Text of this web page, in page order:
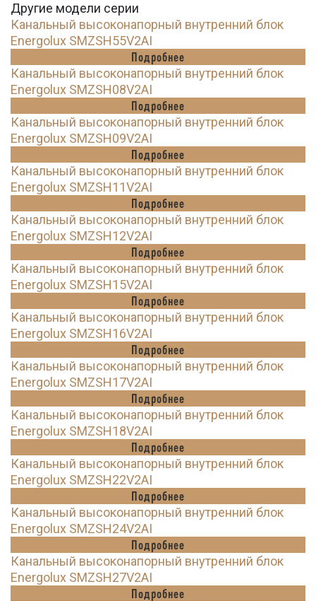
Другие модели серии
Канальный высоконапорный внутренний блок
Energolux SMZSH55V2AI
Подробнее
Канальный высоконапорный внутренний блок
Energolux SMZSH08V2AI
Подробнее
Канальный высоконапорный внутренний блок
Energolux SMZSH09V2AI
Подробнее
Канальный высоконапорный внутренний блок
Energolux SMZSH11V2AI
Подробнее
Канальный высоконапорный внутренний блок
Energolux SMZSH12V2AI
Подробнее
Канальный высоконапорный внутренний блок
Energolux SMZSH15V2AI
Подробнее
Канальный высоконапорный внутренний блок
Energolux SMZSH16V2AI
Подробнее
Канальный высоконапорный внутренний блок
Energolux SMZSH17V2AI
Подробнее
Канальный высоконапорный внутренний блок
Energolux SMZSH18V2AI
Подробнее
Канальный высоконапорный внутренний блок
Energolux SMZSH22V2AI
Подробнее
Канальный высоконапорный внутренний блок
Energolux SMZSH24V2AI
Подробнее
Канальный высоконапорный внутренний блок
Energolux SMZSH27V2AI
Подробнее